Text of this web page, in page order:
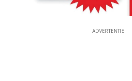
ADVERTENTIE